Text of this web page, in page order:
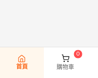
首頁 購物車